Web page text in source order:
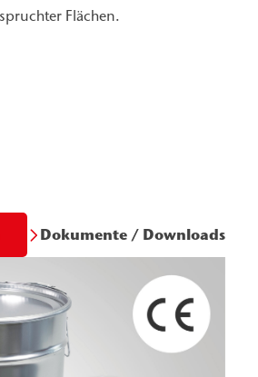
Flächen.
Dokumente / Downloads